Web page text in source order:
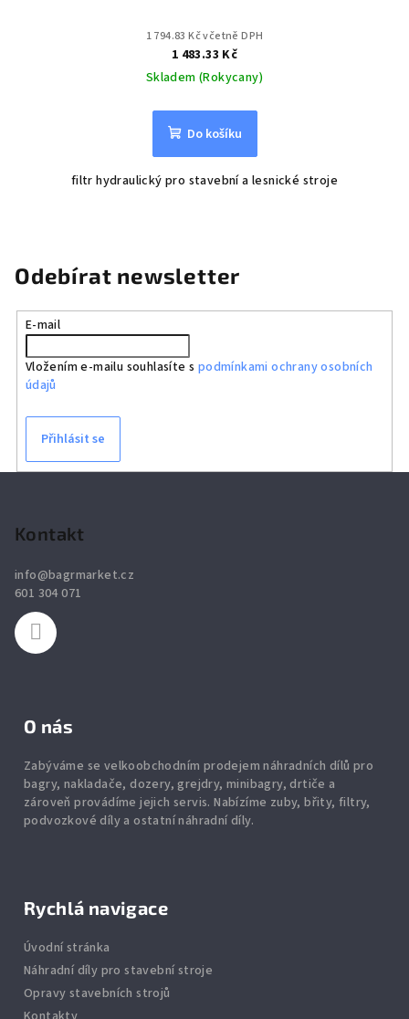
1 794.83 Kč včetně DPH
1 483.33 Kč
Skladem (Rokycany)
Do košíku
filtr hydraulický pro stavební a lesnické stroje
Odebírat newsletter
E-mail
Vložením e-mailu souhlasíte s podmínkami ochrany osobních
údajů
Přihlásit se
Kontakt
info@bagrmarket.cz
601 304 071
O nás
Zabýváme se velkoobchodním prodejem náhradních dílů pro
bagry, nakladače, dozery, grejdry, minibagry, drtiče a
zároveň provádíme jejich servis. Nabízíme zuby,břity,filtry,
podvozkové díly a ostatní náhradní díly.
Rychlá navigace
Úvodní stránka
Náhradní díly pro stavební stroje
Opravy stavebních strojů